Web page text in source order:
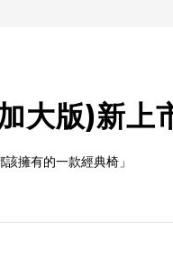
大版)新上
擁有的一款經典椅」